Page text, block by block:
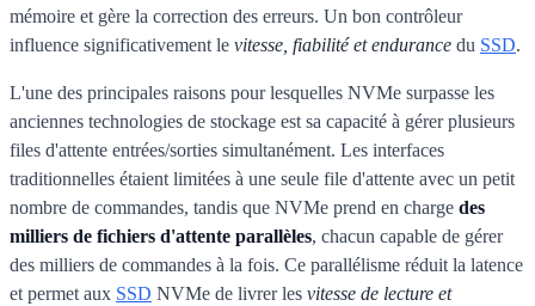
mémoire et gère la correction des erreurs. Un bon contrôleur
influence significativement le vitesse, fiabilité et endurance du SSD.
L'une des principales raisons pour lesquelles NVMe surpasse les
anciennes technologies de stockage est sa capacité à gérer plusieurs
files d'attente entrées/sorties simultanément. Les interfaces
traditionnelles étaient limitées à une seule file d'attente avec un petit
nombre de commandes, tandis que NVMe prend en charge des
milliers de fichiers d'attente parallèles, chacun capable de gérer
des milliers de commandes à la fois. Ce parallélisme réduit la latence
et permet aux SSD NVMe de livrer les vitesse de lecture et